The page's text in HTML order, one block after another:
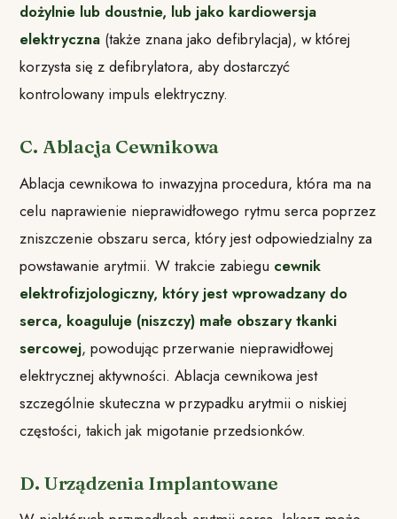
dożylnie lub doustnie, lub jako kardiowersja
elektryczna (także znana jako defibrylacja), w której
korzysta się z defibrylatora, aby dostarczyć
kontrolowany impuls elektryczny.
C. Ablacja Cewnikowa
Ablacja cewnikowa to inwazyjna procedura, która ma na
celu naprawienie nieprawidłowego rytmu serca poprzez
zniszczenie obszaru serca, który jest odpowiedzialny za
powstawanie arytmii. W trakcie zabiegu cewnik
elektrofizjologiczny, który jest wprowadzany do
serca, koaguluje (niszczy) małe obszary tkanki
sercowej, powodując przerwanie nieprawidłowej
elektrycznej aktywności. Ablacja cewnikowa jest
szczególnie skuteczna w przypadku arytmii o niskiej
częstości, takich jak migotanie przedsionków.
D. Urządzenia Implantowane